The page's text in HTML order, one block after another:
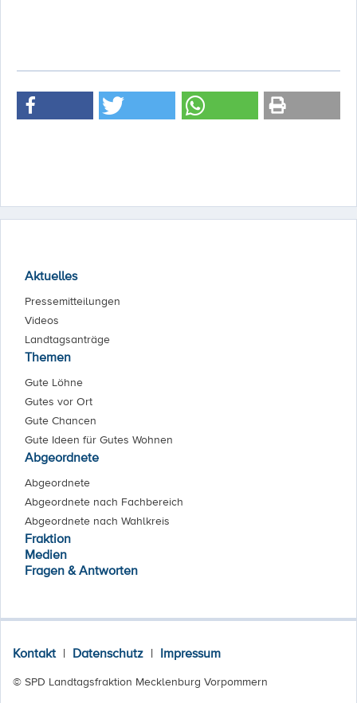
Aktuelles
Pressemitteilungen
Videos
Landtagsanträge
Themen
Gute Löhne
Gutes vor Ort
Gute Chancen
Gute Ideen für Gutes Wohnen
Abgeordnete
Abgeordnete
Abgeordnete nach Fachbereich
Abgeordnete nach Wahlkreis
Fraktion
Medien
Fragen & Antworten
Kontakt | Datenschutz | Impressum
© SPD Landtagsfraktion Mecklenburg Vorpommern